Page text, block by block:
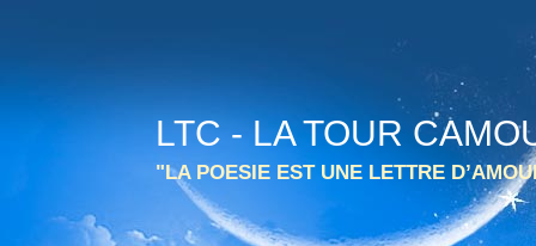
LTC - LA TOUR
"LA POESIE EST UNE LETTRE